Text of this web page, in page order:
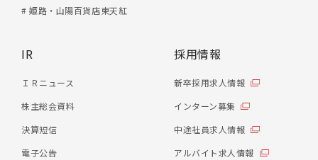
# 姫路・山陽百貨店東天紅
採用情報
新卒採用求人情報
インターン募集
中途社員求人情報
アルバイト求人情報
IR
ＩＲニュース
株主総会資料
決算短信
電子公告